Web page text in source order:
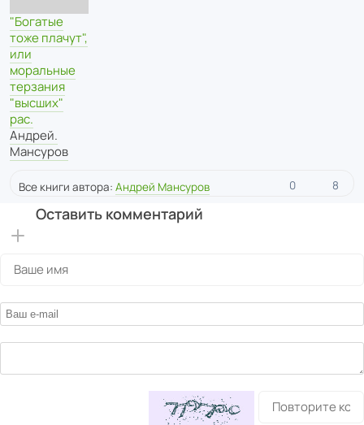
"Богатые
тоже плачут",
или
моральные
терзания
"высших"
рас.
Андрей.
Мансуров
Все книги автора: Андрей Мансуров 0 8
Оставить комментарий